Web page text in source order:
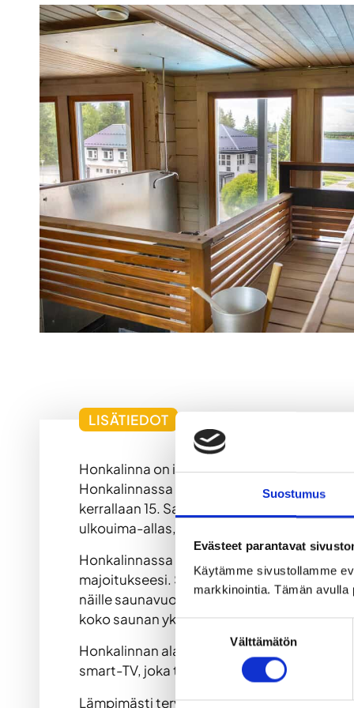
Suostumus
Evästeet parantavat
Käytämme sivustollamme
markkinointia. Tämän
Suostumuksen
Välttämätön
LISÄTIEDOT
Honkalinna on iso ja komea hirsisauna
Honkalinnassa voit nauttia saunan
kerrallaan 15. Saunan isoista ikkunoista
ulkouima-allas, joka on käytössä ympäri
Honkalinnassa on tarjolla erilaisia
majoitukseesi. Saunavuorot ovat
näille saunavuorolle. Verkkokaupasta voi
koko saunan yksityiskäyttöön.
Honkalinnan alakerrasta löytyy kokoustila,
smart-TV, joka toimii myös kokousnäyttönä.
Lämpimästi tervetuloa Honkalinna